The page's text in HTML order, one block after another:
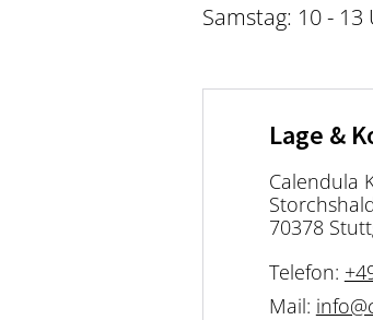
Samstag: 10 - 13
Lage &
Calendula
70378
Telefon:
Mail: